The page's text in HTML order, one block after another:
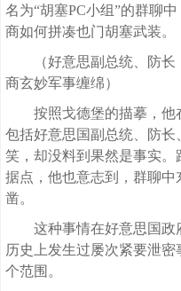
名为“胡塞PC小组”的群聊
商如何拼凑也门胡塞武装。
（好意思副总统、防
商玄妙军事缠绵）
按照戈德堡的描摹，他
包括好意思国副总统、防
笑，却没料到果然是事实
据点，他也意志到，群聊
凿。
这种事情在好意思国
历史上发生过屡次紧要泄
个范围。